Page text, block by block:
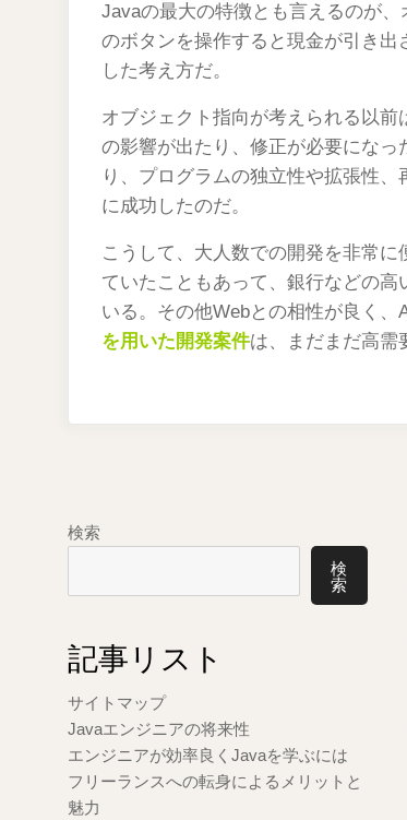
Javaの最大の特徴とも言えるのが
のボタンを操作すると現金が引き
した考え方だ。
オブジェクト指向が考えられる以
の影響が出たり、修正が必要にな
り、プログラムの独立性や拡張性
に成功したのだ。
こうして、大人数での開発を非常
ていたこともあって、銀行などの
いる。その他Webとの相性が良く
を用いた開発案件は、まだまだ高需
検索
検
索
記事リスト
サイトマップ
Javaエンジニアの将来性
エンジニアが効率良くJavaを学ぶには
フリーランスへの転身によるメリットと
魅力